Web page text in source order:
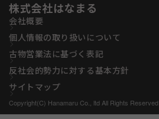
株式会社はなまる
会社概要
個人情報の取り扱いについて
古物営業法に基づく表記
反社会的勢力に対する基本方針
サイトマップ
Copyright(C) Hanamaru Co., ltd All Rights Reserved